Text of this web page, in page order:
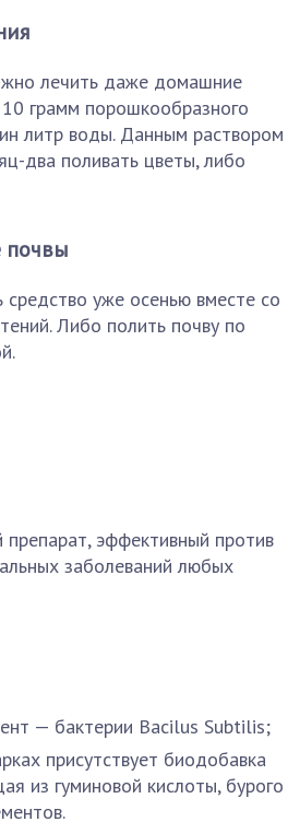
лечить даже домашние
грамм порошкообразного
литр воды. Данным раствором
два поливать цветы, либо
почвы
уже осенью вместе со
Либо полить почву по
препарат, эффективный против
заболеваний любых
— бактерии Bacilus Subtilis;
присутствует биодобавка
из гуминовой кислоты, бурого